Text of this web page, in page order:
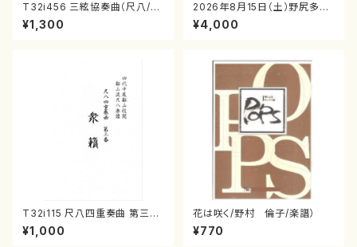
T32i456 三絃協奏曲（尺八/中
能島欣一/楽譜）都山流公刊楽譜
曲番:2164
¥1,300
2026年8月15日（土）野尻多佳
子ピアノリサイタル 音の宝石
箱チケット一般
¥4,000
T32i115 尺八四重奏曲 第三番
衆籟（尺八/初代 山本邦山/尺
八/都山式譜）都山流公刊楽譜曲
¥1,000
花は咲く/野村 倫子/楽譜）
¥770